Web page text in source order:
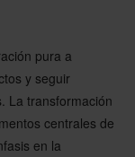
pura a
y seguir
La transformación
centrales de
en la